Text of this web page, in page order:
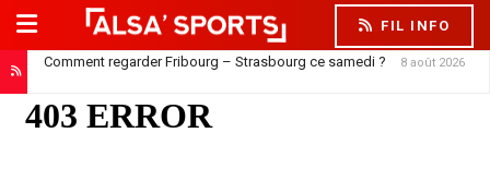
FIL INFO
Comment regarder Fribourg – Strasbourg ce samedi ? 8 août 2026